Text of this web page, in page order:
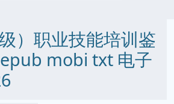
）职业技能培训鉴
mobi txt 电子